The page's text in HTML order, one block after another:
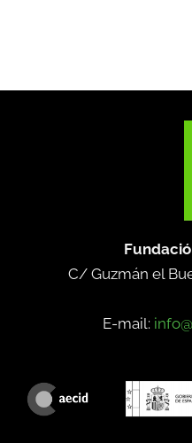
C/ Guzmán el
E-mail: